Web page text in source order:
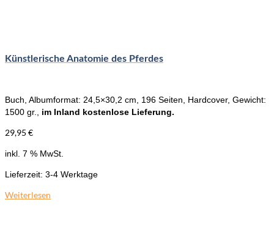
Künstlerische Anatomie des Pferdes
Buch, Albumformat: 24,5×30,2 cm, 196 Seiten, Hardcover, Gewicht:
1500 gr., im Inland kostenlose Lieferung.
29,95 €
inkl. 7 % MwSt.
Lieferzeit: 3-4 Werktage
Weiterlesen